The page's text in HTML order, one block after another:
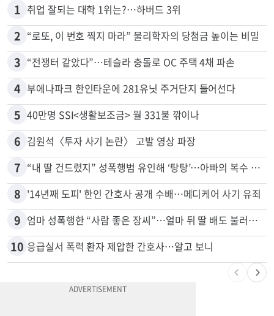
1 취업 잘되는 대학 1위는?…하버드 3위
2 “로또, 이 번호 찍지 마라” 물리학자의 당첨금 높이는 비밀
3 “전쟁터 같았다”…테슬라 충돌로 OC 주택 4채 파손
4 부에나파크 한인타운에 281유닛 주거단지 들어선다
5 40만명 SSI<생활보조금> 월 331불 깎이나
6 김원석〈투자 사기 논란〉 고발 영상 파장
7 “내 딸 건드렸지” 성폭행범 유인해 ‘탕탕’…아빠의 복수 결말
8 '14년째 도피' 한인 간호사 공개 수배…메디케어 사기 유죄
9 엄마 성폭행한 “사람 좋은 장씨”…얼마 뒤 딸 배도 불러왔다
10 응급실서 폭력 환자 제압한 간호사…알고 보니